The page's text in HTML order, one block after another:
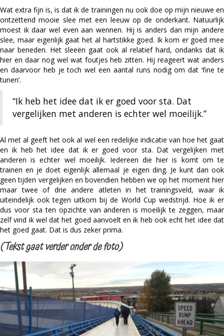
Wat extra fijn is, is dat ik de trainingen nu ook doe op mijn nieuwe en
ontzettend mooie slee met een leeuw op de onderkant. Natuurlijk
moest ik daar wel even aan wennen. Hij is anders dan mijn andere
slee, maar eigenlijk gaat het al hartstikke goed. Ik kom er goed mee
naar beneden. Het sleeën gaat ook al relatief hard, ondanks dat ik
hier en daar nog wel wat foutjes heb zitten. Hij reageert wat anders
en daarvoor heb je toch wel een aantal runs nodig om dat ‘fine te
tunen’.
“Ik heb het idee dat ik er goed voor sta. Dat
vergelijken met anderen is echter wel moeilijk.”
Al met al geeft het ook al wel een redelijke indicatie van hoe het gaat
en ik heb het idee dat ik er goed voor sta. Dat vergelijken met
anderen is echter wel moeilijk. Iedereen die hier is komt om te
trainen en je doet eigenlijk allemaal je eigen ding. Je kunt dan ook
geen tijden vergelijken en bovendien hebben we op het moment hier
maar twee of drie andere atleten in het trainingsveld, waar ik
uiteindelijk ook tegen uitkom bij de World Cup wedstrijd. Hoe ik er
dus voor sta ten opzichte van anderen is moeilijk te zeggen, maar
zelf vind ik wel dat het goed aanvoelt en ik heb ook echt het idee dat
het goed gaat. Dat is dus zeker prima.
(Tekst gaat verder onder de foto)